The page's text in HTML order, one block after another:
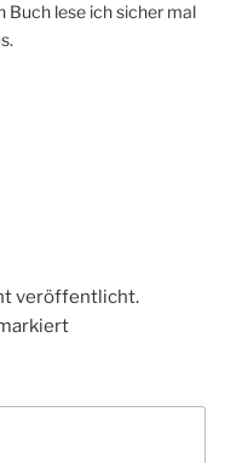
Buch lese ich sicher mal
veröffentlicht.